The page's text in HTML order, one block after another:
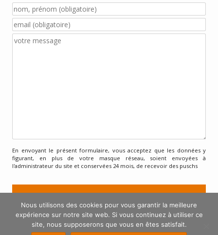
En envoyant le présent formulaire, vous acceptez que les données y
figurant, en plus de votre masque réseau, soient envoyées à
l'administrateur du site et conservées 24 mois, de recevoir des puschs
Nous utilisons des cookies pour vous garantir la meilleure
expérience sur notre site web. Si vous continuez à utiliser ce
site, nous supposerons que vous en êtes satisfait.